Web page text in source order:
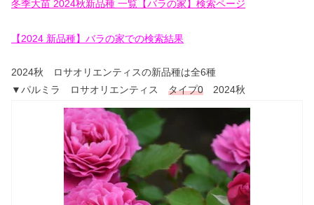
冬季大苗 2024秋新品種 一覧【バラの家】検索ページ
【2024 新品種】バラの家での検索結果
2024秋 ロサオリエンティスの新品種は全6種
▼パルミラ ロサオリエンティス タイプ0 2024秋